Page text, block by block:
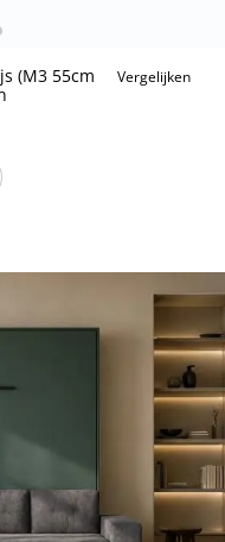
(M3 55cm
Vergelijken